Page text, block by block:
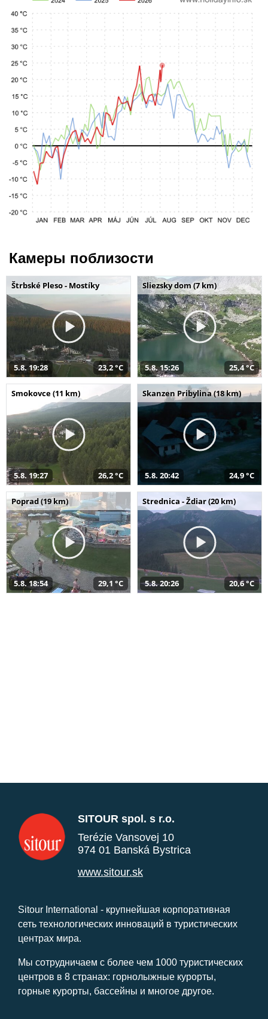
Камеры поблизости
Štrbské Pleso - Mostíky
5.8. 19:28 23,2 °C
Sliezsky dom (7 km)
5.8. 15:26 25,4 °C
Smokovce (11 km)
5.8. 19:27 26,2 °C
Skanzen Pribylina (18 km)
5.8. 20:42 24,9 °C
Poprad (19 km)
5.8. 18:54 29,1 °C
Strednica - Ždiar (20 km)
5.8. 20:26 20,6 °C
SITOUR spol. s r.o.
Terézie Vansovej 10
974 01 Banská Bystrica
www.sitour.sk
Sitour International - крупнейшая корпоративная
сеть технологических инноваций в туристических
центрах мира.
Мы сотрудничаем с более чем 1000 туристических
центров в 8 странах: горнолыжные курорты,
горные курорты, бассейны и многое другое.